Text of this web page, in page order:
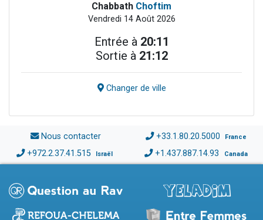
Chabbath Choftim
Vendredi 14 Août 2026
Entrée à 20:11
Sortie à 21:12
Changer de ville
Nous contacter +33.1.80.20.5000 France
+972.2.37.41.515 Israël +1.437.887.14.93 Canada